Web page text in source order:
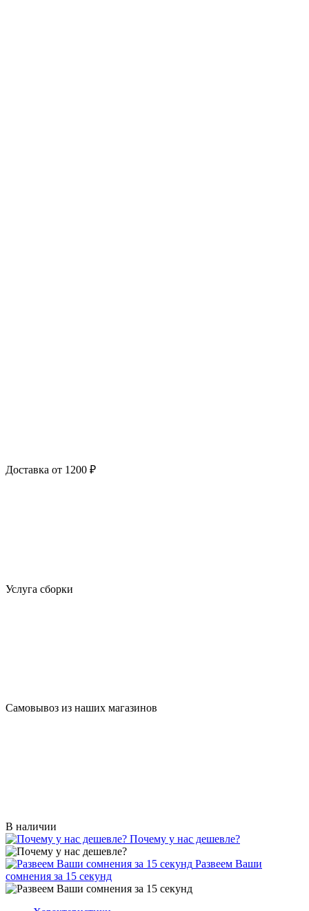
Доставка от 1200 ₽
Услуга сборки
Самовывоз из наших магазинов
В наличии
Почему у нас дешевле?
Развеем Ваши
сомнения за 15 секунд